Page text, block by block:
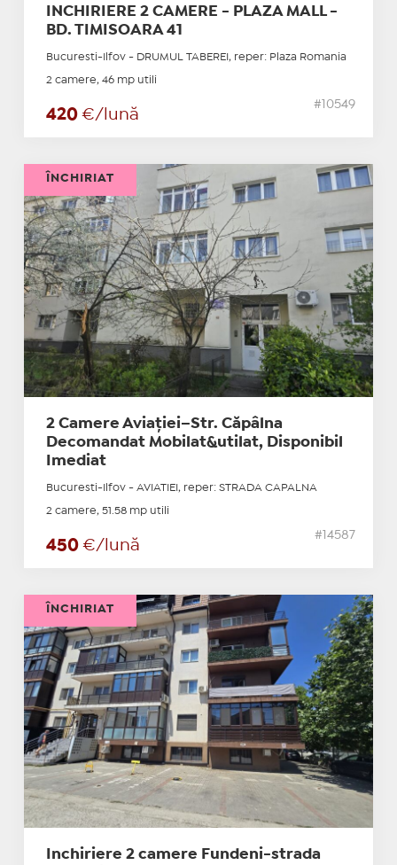
INCHIRIERE 2 CAMERE - PLAZA MALL -
BD. TIMISOARA 41
Bucuresti-Ilfov - DRUMUL TABEREI, reper: Plaza Romania
2 camere, 46 mp utili
420 €/lună
#10549
2 Camere Aviației–Str. Căpâlna
Decomandat Mobilat&utilat, Disponibil
Imediat
Bucuresti-Ilfov - AVIATIEI, reper: STRADA CAPALNA
2 camere, 51.58 mp utili
450 €/lună
#14587
ÎNCHIRIAT
Inchiriere 2 camere Fundeni-strada
ÎNCHIRIAT